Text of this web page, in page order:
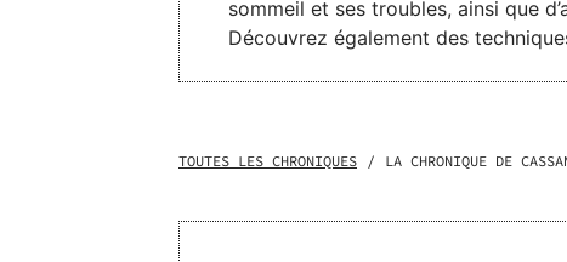
sommeil et ses troubles, ainsi que
Découvrez également des
l'analyse de symboles et
TOUTES LES CHRONIQUES / LA CHRONIQUE DE